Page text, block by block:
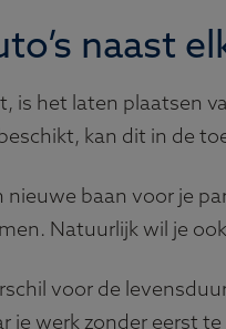
naast
is het laten plaatsen
kan dit in de
baan voor je
Natuurlijk wil je
voor de
je werk zonder eerst